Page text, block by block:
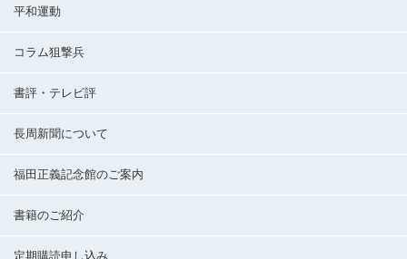
平和運動
コラム狙撃兵
書評・テレビ評
長周新聞について
福田正義記念館のご案内
書籍のご紹介
定期購読申し込み